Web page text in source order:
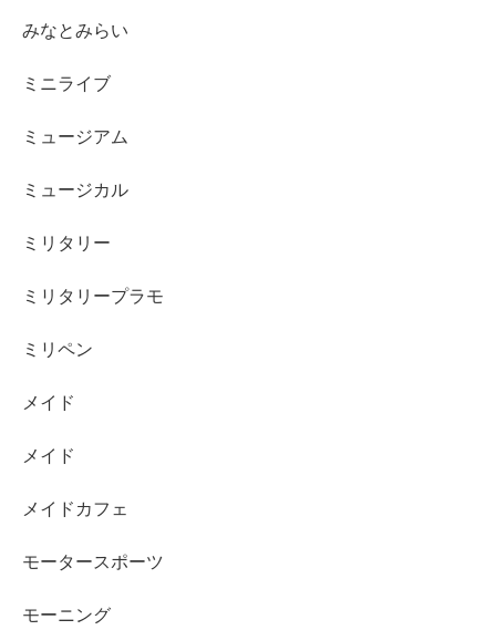
みなとみらい
ミニライブ
ミュージアム
ミュージカル
ミリタリー
ミリタリープラモ
ミリペン
メイド
メイド
メイドカフェ
モータースポーツ
モーニング